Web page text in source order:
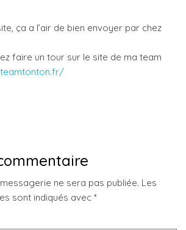
ça a l’air de bien envoyer par chez
faire un tour sur le site de ma team
ne sera pas publiée. Les
sont indiqués avec *